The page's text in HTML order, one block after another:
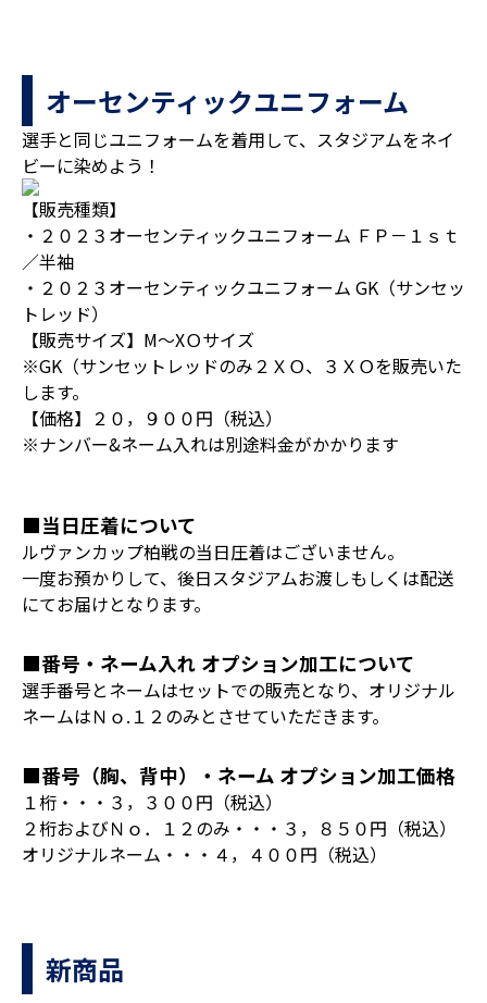
オーセンティックユニフォーム
選手と同じユニフォームを着用して、スタジアムをネイ
ビーに染めよう！
【販売種類】
・２０２３オーセンティックユニフォーム ＦＰ－１ｓｔ
／半袖
・２０２３オーセンティックユニフォーム GK（サンセッ
トレッド）
【販売サイズ】M～XＯサイズ
※GK（サンセットレッドのみ２ＸＯ、３ＸＯを販売いた
します。
【価格】２０，９００円（税込）
※ナンバー&ネーム入れは別途料金がかかります
■当日圧着について
ルヴァンカップ柏戦の当日圧着はございません。
一度お預かりして、後日スタジアムお渡しもしくは配送
にてお届けとなります。
■番号・ネーム入れ オプション加工について
選手番号とネームはセットでの販売となり、オリジナル
ネームはＮｏ.１２のみとさせていただきます。
■番号（胸、背中）・ネーム オプション加工価格
１桁・・・３，３００円（税込）
２桁およびＮｏ．１２のみ・・・３，８５０円（税込）
オリジナルネーム・・・４，４００円（税込）
新商品